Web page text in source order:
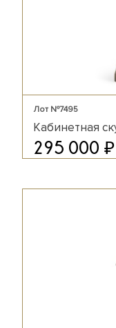
Лот №7495
Кабинетная
295 000 ₽